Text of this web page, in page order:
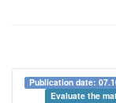
Publication date:
Evaluate the